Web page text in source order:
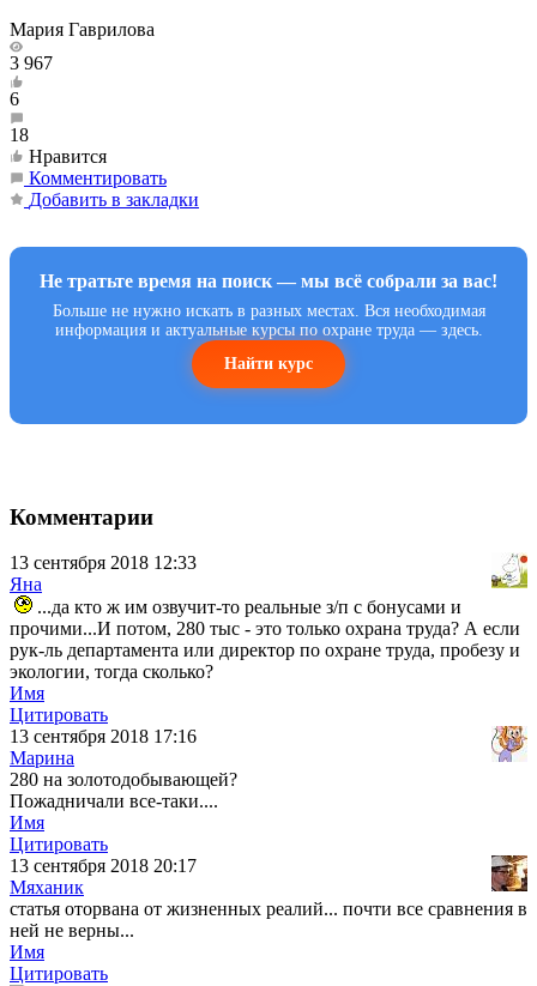
Мария Гаврилова
3 967
6
18
Нравится
Комментировать
Добавить в закладки
Не тратьте время на поиск — мы всё собрали за вас!
Больше не нужно искать в разных местах. Вся необходимая
информация и актуальные курсы по охране труда — здесь.
Найти курс
Комментарии
13 сентября 2018 12:33
Яна
...да кто ж им озвучит-то реальные з/п с бонусами и
прочими...И потом, 280 тыс - это только охрана труда? А если
рук-ль департамента или директор по охране труда, пробезу и
экологии, тогда сколько?
Имя
Цитировать
13 сентября 2018 17:16
Марина
280 на золотодобывающей?
Пожадничали все-таки....
Имя
Цитировать
13 сентября 2018 20:17
Мяханик
статья оторвана от жизненных реалий... почти все сравнения в
ней не верны...
Имя
Цитировать